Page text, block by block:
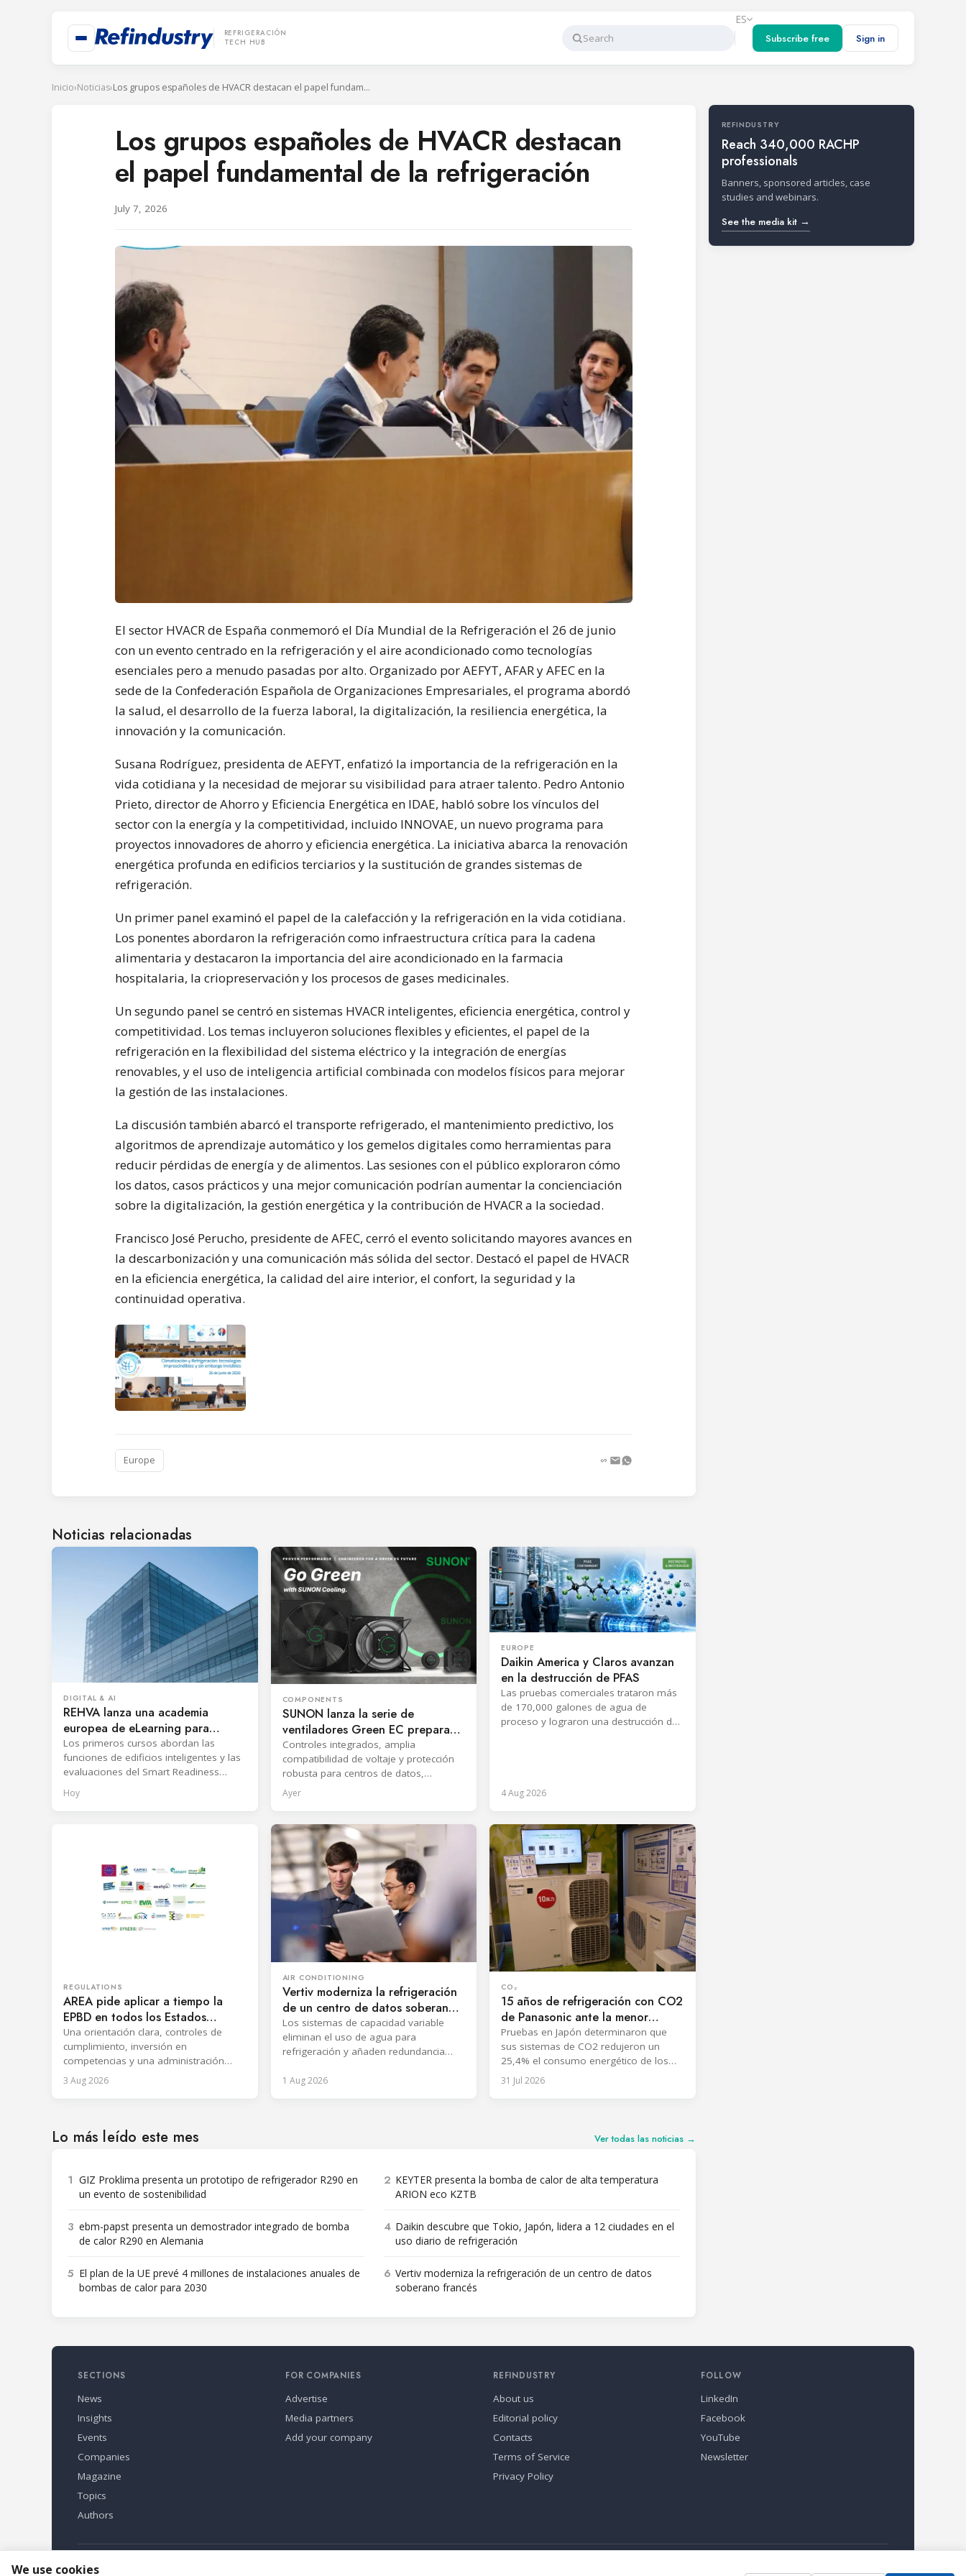
REFRIGERACIÓN
TECH HUB
Search
ES
Subscribe free
Sign in
Inicio›Noticias› Los grupos españoles de HVACR destacan el papel fundamental de la refrigeración
Los grupos españoles de HVACR destacan
el papel fundamental de la refrigeración
July 7, 2026
El sector HVACR de España conmemoró el Día Mundial de la Refrigeración el 26 de junio
con un evento centrado en la refrigeración y el aire acondicionado como tecnologías
esenciales pero a menudo pasadas por alto. Organizado por AEFYT, AFAR y AFEC en la
sede de la Confederación Española de Organizaciones Empresariales, el programa abordó
la salud, el desarrollo de la fuerza laboral, la digitalización, la resiliencia energética, la
innovación y la comunicación.
Susana Rodríguez, presidenta de AEFYT, enfatizó la importancia de la refrigeración en la
vida cotidiana y la necesidad de mejorar su visibilidad para atraer talento. Pedro Antonio
Prieto, director de Ahorro y Eficiencia Energética en IDAE, habló sobre los vínculos del
sector con la energía y la competitividad, incluido INNOVAE, un nuevo programa para
proyectos innovadores de ahorro y eficiencia energética. La iniciativa abarca la renovación
energética profunda en edificios terciarios y la sustitución de grandes sistemas de
refrigeración.
Un primer panel examinó el papel de la calefacción y la refrigeración en la vida cotidiana.
Los ponentes abordaron la refrigeración como infraestructura crítica para la cadena
alimentaria y destacaron la importancia del aire acondicionado en la farmacia
hospitalaria, la criopreservación y los procesos de gases medicinales.
Un segundo panel se centró en sistemas HVACR inteligentes, eficiencia energética, control y
competitividad. Los temas incluyeron soluciones flexibles y eficientes, el papel de la
refrigeración en la flexibilidad del sistema eléctrico y la integración de energías
renovables, y el uso de inteligencia artificial combinada con modelos físicos para mejorar
la gestión de las instalaciones.
La discusión también abarcó el transporte refrigerado, el mantenimiento predictivo, los
algoritmos de aprendizaje automático y los gemelos digitales como herramientas para
reducir pérdidas de energía y de alimentos. Las sesiones con el público exploraron cómo
los datos, casos prácticos y una mejor comunicación podrían aumentar la concienciación
sobre la digitalización, la gestión energética y la contribución de HVACR a la sociedad.
Francisco José Perucho, presidente de AFEC, cerró el evento solicitando mayores avances en
la descarbonización y una comunicación más sólida del sector. Destacó el papel de HVACR
en la eficiencia energética, la calidad del aire interior, el confort, la seguridad y la
continuidad operativa.
Europe
Noticias relacionadas
DIGITAL & AI
REHVA lanza una academia
europea de eLearning para
profesionales de climatización
Los primeros cursos abordan las
funciones de edificios inteligentes y las
evaluaciones del Smart Readiness
formación sobre EPBD IV.
Hoy
COMPONENTS
SUNON lanza la serie de
ventiladores Green EC preparada
para ErP 2026
Controles integrados, amplia
compatibilidad de voltaje y protección
robusta para centros de datos,
refrigeración y sistemas industriales.
Ayer
EUROPE
Daikin America y Claros avanzan
en la destrucción de PFAS
Las pruebas comerciales trataron más
de 170,000 galones de agua de
proceso y lograron una destrucción de
4 Aug 2026
REGULATIONS
AREA pide aplicar a tiempo la
EPBD en todos los Estados
miembros de la UE
Una orientación clara, controles de
cumplimiento, inversión en
competencias y una administración
coordinada se consideran esenciales
para materializar los beneficios de la
3 Aug 2026
AIR CONDITIONING
Vertiv moderniza la refrigeración
de un centro de datos soberano
francés
Los sistemas de capacidad variable
eliminan el uso de agua para
refrigeración y añaden redundancia
ininterrumpidos de nube y coubicación.
1 Aug 2026
CO₂
15 años de refrigeración con CO2
de Panasonic ante la menor
oferta de HFC en la UE
Pruebas en Japón determinaron que
sus sistemas de CO2 redujeron un
25,4% el consumo energético de los
congeladores y un 67% las emisiones
totales de CO2 frente a unidades
31 Jul 2026
Lo más leído este mes Ver todas las noticias →
1 GIZ Proklima presenta un prototipo de refrigerador R290 en
un evento de sostenibilidad
2 KEYTER presenta la bomba de calor de alta temperatura
ARION eco KZTB
3 ebm-papst presenta un demostrador integrado de bomba
de calor R290 en Alemania
4 Daikin descubre que Tokio, Japón, lidera a 12 ciudades en el
uso diario de refrigeración
5 El plan de la UE prevé 4 millones de instalaciones anuales de
bombas de calor para 2030
6 Vertiv moderniza la refrigeración de un centro de datos
soberano francés
REFINDUSTRY
Reach 340,000 RACHP
professionals
Banners, sponsored articles, case
studies and webinars.
See the media kit →
SECTIONS
News
Insights
Events
Companies
Magazine
Topics
Authors
FOR COMPANIES
Advertise
Media partners
Add your company
REFINDUSTRY
About us
Editorial policy
Contacts
Terms of Service
Privacy Policy
FOLLOW
LinkedIn
Facebook
YouTube
Newsletter
Refindustry is published by Business Marketing OÜ, Estonia.
We use cookies